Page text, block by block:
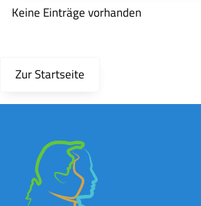
Keine Einträge vorhanden
Zur Startseite